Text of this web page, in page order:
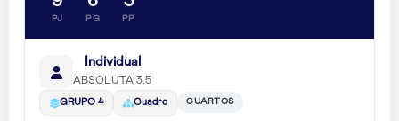
PJ PG PP
Individual
ABSOLUTA 3.5
GRUPO 4 Cuadro CUARTOS